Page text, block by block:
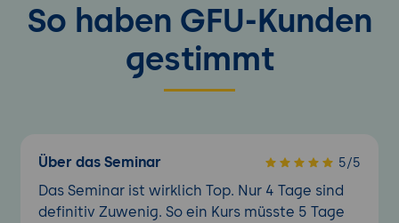
So haben GFU-Kunden
gestimmt
Über das Seminar 5/5
Das Seminar ist wirklich Top. Nur 4 Tage sind
definitiv Zuwenig. So ein Kurs müsste 5 Tage